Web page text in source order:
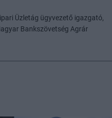
Üzletág ügyvezető igazgató,
Bankszövetség Agrár